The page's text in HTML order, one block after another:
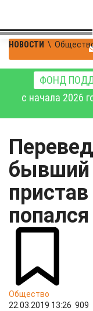
НОВОСТИ \
ФОНД
с начала 2026
бывший
Общество
22.03.2019 13:26 909